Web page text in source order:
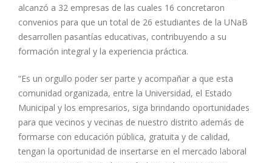
alcanzó a 32 empresas de las cuales 16 concretaron
convenios para que un total de 26 estudiantes de la UNaB
desarrollen pasantías educativas, contribuyendo a su
formación integral y la experiencia práctica.
“Es un orgullo poder ser parte y acompañar a que esta
comunidad organizada, entre la Universidad, el Estado
Municipal y los empresarios, siga brindando oportunidades
para que vecinos y vecinas de nuestro distrito además de
formarse con educación pública, gratuita y de calidad,
tengan la oportunidad de insertarse en el mercado laboral